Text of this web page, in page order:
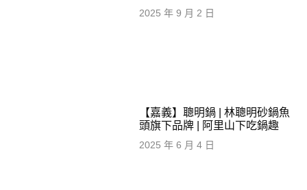
2025 年 9 月 2 日
【嘉義】聰明鍋 | 林聰明砂鍋魚
頭旗下品牌 | 阿里山下吃鍋趣
2025 年 6 月 4 日